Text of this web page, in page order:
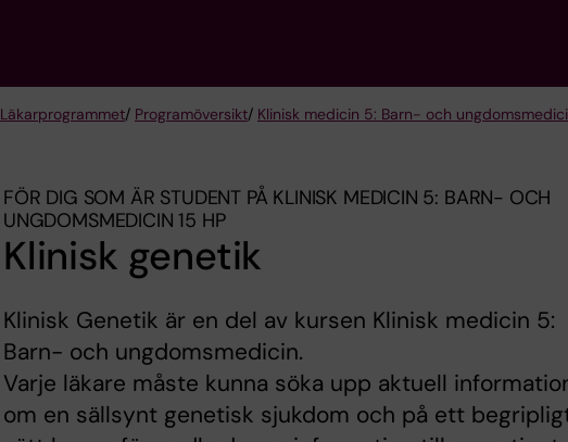
Läkarprogrammet/ Programöversikt/ Klinisk medicin 5: Barn- och
FÖR DIG SOM ÄR STUDENT PÅ KLINISK MEDICIN 5: BARN- OCH
UNGDOMSMEDICIN 15 HP
Klinisk genetik
Klinisk Genetik är en del av kursen Klinisk medicin 5:
Barn- och ungdomsmedicin.
Varje läkare måste kunna söka upp aktuell
om en sällsynt genetisk sjukdom och på ett